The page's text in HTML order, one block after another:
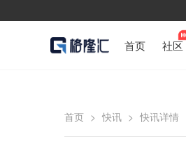
首页 社区
首页 > 快讯 > 快讯详情